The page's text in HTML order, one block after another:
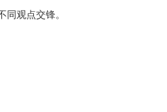
观点交锋。